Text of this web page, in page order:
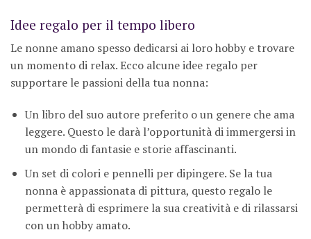
Idee regalo per il tempo libero
Le nonne amano spesso dedicarsi ai loro hobby e trovare
un momento di relax. Ecco alcune idee regalo per
supportare le passioni della tua nonna:
Un libro del suo autore preferito o un genere che ama
leggere. Questo le darà l’opportunità di immergersi in
un mondo di fantasie e storie affascinanti.
Un set di colori e pennelli per dipingere. Se la tua
nonna è appassionata di pittura, questo regalo le
permetterà di esprimere la sua creatività e di rilassarsi
con un hobby amato.